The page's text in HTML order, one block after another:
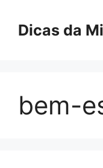
contentDicas da
bem-